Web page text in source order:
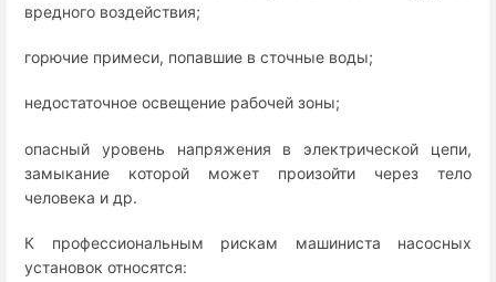
вредного воздействия;
горючие примеси, попавшие в сточные воды;
недостаточное освещение рабочей зоны;
опасный уровень напряжения в электрической цепи,
замыкание которой может произойти через тело
человека и др.
К профессиональным рискам машиниста насосных
установок относятся: